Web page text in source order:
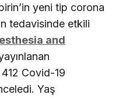
yeni tip corona
tedavisinde etkili
and
412 Covid-19
Yaş